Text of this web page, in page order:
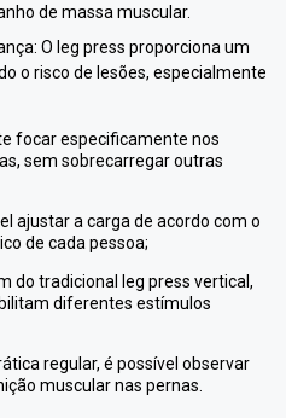
de massa muscular.
O leg press proporciona um
o risco de lesões, especialmente
sem sobrecarregar outras
de cada pessoa;
diferentes estímulos
muscular nas pernas.